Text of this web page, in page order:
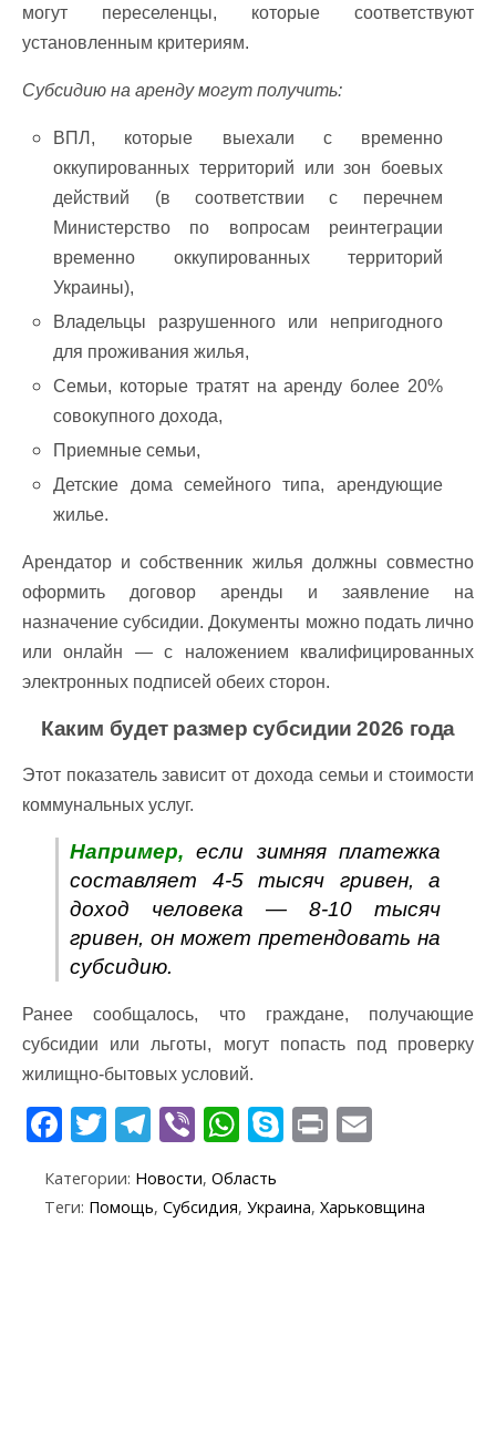
могут переселенцы, которые соответствуют
установленным критериям.
Субсидию на аренду могут получить:
ВПЛ, которые выехали с временно
оккупированных территорий или зон боевых
действий (в соответствии с перечнем
Министерство по вопросам реинтеграции
временно оккупированных территорий
Украины),
Владельцы разрушенного или непригодного
для проживания жилья,
Семьи, которые тратят на аренду более 20%
совокупного дохода,
Приемные семьи,
Детские дома семейного типа, арендующие
жилье.
Арендатор и собственник жилья должны совместно
оформить договор аренды и заявление на
назначение субсидии. Документы можно подать лично
или онлайн — с наложением квалифицированных
электронных подписей обеих сторон.
Каким будет размер субсидии 2026 года
Этот показатель зависит от дохода семьи и стоимости
коммунальных услуг.
Например, если зимняя платежка
составляет 4-5 тысяч гривен, а
доход человека — 8-10 тысяч
гривен, он может претендовать на
субсидию.
Ранее сообщалось, что граждане, получающие
субсидии или льготы, могут попасть под проверку
жилищно-бытовых условий.
F
e
T
itt
T
e
gr
Vi
er
W
at
s
S
y
Pr
t ai
Категории: Новости, Область
Теги: Помощь, Субсидия, Украина, Харьковщина